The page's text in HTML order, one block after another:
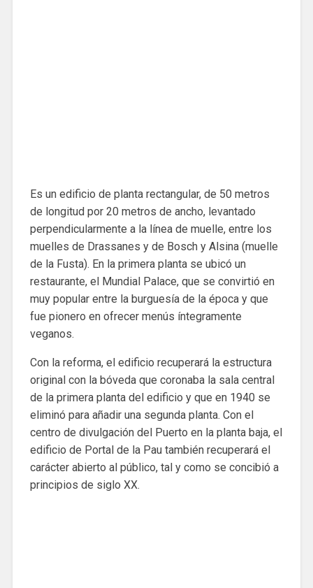
Es un edificio de planta rectangular, de 50 metros
de longitud por 20 metros de ancho, levantado
perpendicularmente a la línea de muelle, entre los
muelles de Drassanes y de Bosch y Alsina (muelle
de la Fusta). En la primera planta se ubicó un
restaurante, el Mundial Palace, que se convirtió en
muy popular entre la burguesía de la época y que
fue pionero en ofrecer menús íntegramente
veganos.
Con la reforma, el edificio recuperará la estructura
original con la bóveda que coronaba la sala central
de la primera planta del edificio y que en 1940 se
eliminó para añadir una segunda planta. Con el
centro de divulgación del Puerto en la planta baja, el
edificio de Portal de la Pau también recuperará el
carácter abierto al público, tal y como se concibió a
principios de siglo XX.